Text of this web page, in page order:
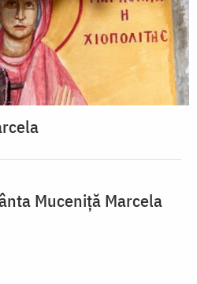
Muceniță Marcela